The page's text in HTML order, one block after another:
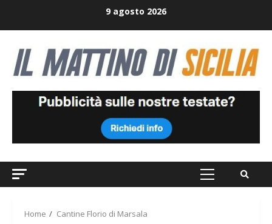
9 agosto 2026
Primary
Home Cantine Florio di Marsala